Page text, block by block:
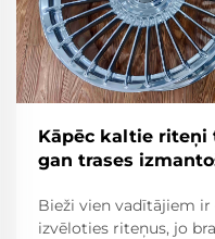
Kāpēc kaltie riteņi
gan trases
Bieži vien vadītājiem
izvēloties riteņus, jo